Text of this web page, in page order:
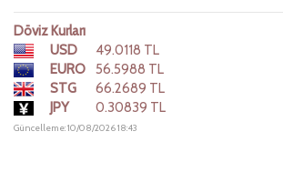
Döviz Kurları
USD
49.0118 TL
EURO
56.5988 TL
STG
66.2689 TL
JPY
0.30839 TL
Güncelleme: 10/08/2026 18:43